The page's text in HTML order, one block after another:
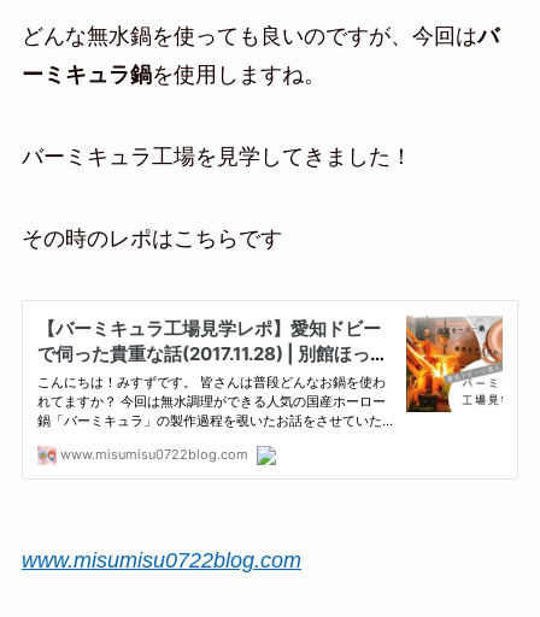
どんな無水鍋を使っても良いのですが、今回はバ
ーミキュラ鍋を使用しますね。
バーミキュラ工場を見学してきました！
その時のレポはこちらです
www.misumisu0722blog.com